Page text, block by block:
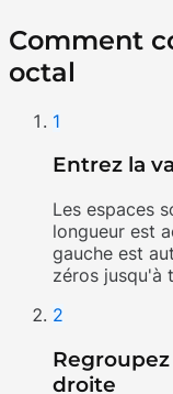
Comment
octal
1
Entrez la
Les espaces
longueur est
gauche est
zéros jusqu'à
2
droite